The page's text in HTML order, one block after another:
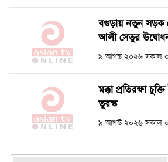
বগুড়ায় নতুন সড়ক
আলী সেতুর
৯ আগস্ট ২০২৬ সকাল
মক্কা প্রতিরক্ষা
তুরস্ক
৯ আগস্ট ২০২৬ সকাল